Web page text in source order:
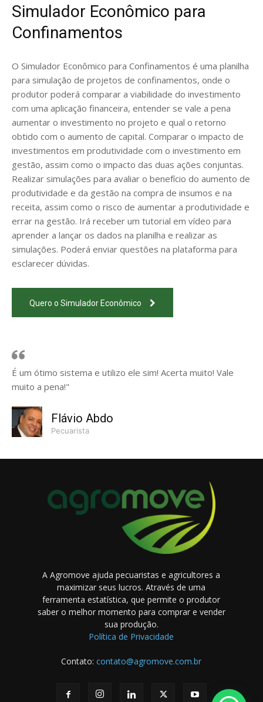
Simulador Econômico para
Confinamentos
O Simulador Econômico para Confinamentos é uma planilha
para simulação de projetos de confinamentos, onde o
produtor poderá comparar a viabilidade do investimento
com uma aplicação financeira, entender se vale a pena
aumentar o investimento no projeto e qual o retorno
obtido com o aumento de capital. Comparar o impacto de
investimentos em produtividade com o investimento em
gestão, assim como o impacto das duas ações conjuntas.
Realizar simulações para avaliar o benefício do aumento de
produtividade e da gestão na compra de insumos e na
receita, assim como o risco de aumentar a produtividade e
errar na gestão. Irá receber um tutorial em vídeo para
aprender a lançar os dados na planilha e realizar as
simulações. Poderá enviar questões na plataforma para
esclarecer dúvidas.
Quero o Simulador Econômico
É um ótimo sistema e utilizo ele sim! Acerta muito! Vale
muito a pena!"
Flávio Abdo
Pecuarista
A Agromove ajuda pecuaristas e agricultores a
maximizar seus lucros. Através de uma
ferramenta estatística, que permite o produtor
saber o melhor momento para comprar e vender
sua produção.
Política de Privacidade
Contato:contato@agromove.com.br